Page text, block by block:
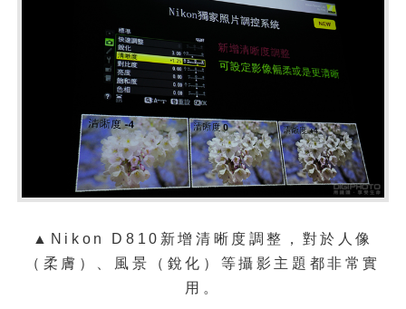
▲ Nikon D810新增清晰度調整，對於人像
（柔膚）、風景（銳化）等攝影主題都非常實
用。